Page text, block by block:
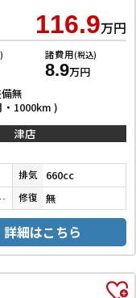
116.9万円
諸費用(税込)
8.9万円
無
1000km )
津店
排気 660cc
パール３ 修復 無
詳細はこちら